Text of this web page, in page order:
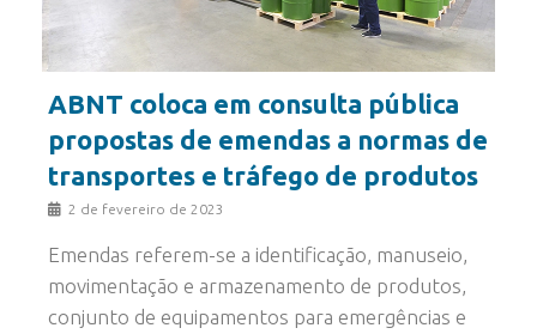
ABNT coloca em consulta pública
propostas de emendas a normas de
transportes e tráfego de produtos
2 de fevereiro de 2023
Emendas referem-se a identificação, manuseio,
movimentação e armazenamento de produtos,
conjunto de equipamentos para emergências e